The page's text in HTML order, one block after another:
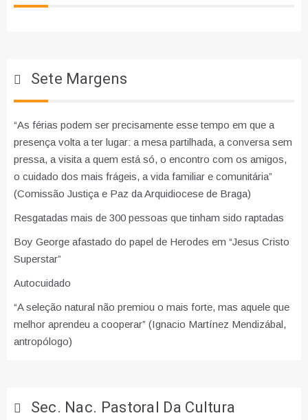
Sete Margens
“As férias podem ser precisamente esse tempo em que a
presença volta a ter lugar: a mesa partilhada, a conversa sem
pressa, a visita a quem está só, o encontro com os amigos,
o cuidado dos mais frágeis, a vida familiar e comunitária”
(Comissão Justiça e Paz da Arquidiocese de Braga)
Resgatadas mais de 300 pessoas que tinham sido raptadas
Boy George afastado do papel de Herodes em “Jesus Cristo
Superstar”
Autocuidado
“A seleção natural não premiou o mais forte, mas aquele que
melhor aprendeu a cooperar” (Ignacio Martínez Mendizábal,
antropólogo)
Sec. Nac. Pastoral Da Cultura